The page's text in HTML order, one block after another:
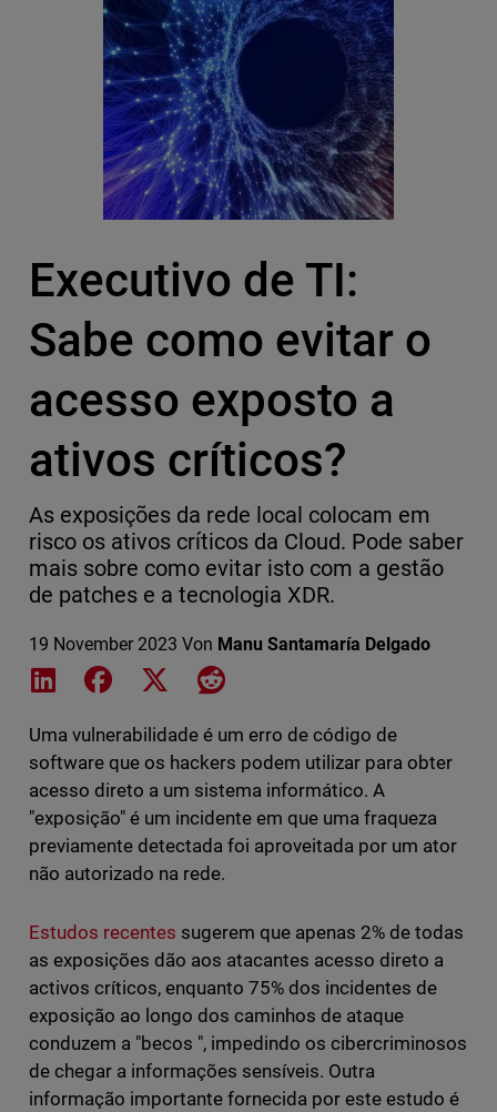
Executivo de TI:
Sabe como evitar o
acesso exposto a
ativos críticos?
As exposições da rede local colocam em
risco os ativos críticos da Cloud. Pode saber
mais sobre como evitar isto com a gestão
de patches e a tecnologia XDR.
19 November 2023 Von Manu Santamaría Delgado
Share on LinkedIn
Share on Facebook
Share on XShare on Reddit
Uma vulnerabilidade é um erro de código de
software que os hackers podem utilizar para obter
acesso direto a um sistema informático. A
"exposição" é um incidente em que uma fraqueza
previamente detectada foi aproveitada por um ator
não autorizado na rede.
Estudos recentes sugerem que apenas 2% de todas
as exposições dão aos atacantes acesso direto a
activos críticos, enquanto 75% dos incidentes de
exposição ao longo dos caminhos de ataque
conduzem a "becos ", impedindo os cibercriminosos
de chegar a informações sensíveis. Outra
informação importante fornecida por este estudo é